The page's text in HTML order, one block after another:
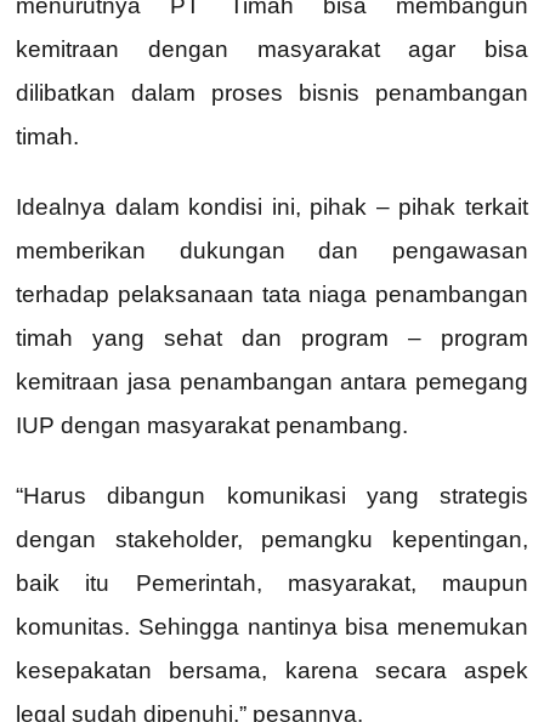
menurutnya PT Timah bisa membangun
kemitraan dengan masyarakat agar bisa
dilibatkan dalam proses bisnis penambangan
timah.
Idealnya dalam kondisi ini, pihak – pihak terkait
memberikan dukungan dan pengawasan
terhadap pelaksanaan tata niaga penambangan
timah yang sehat dan program – program
kemitraan jasa penambangan antara pemegang
IUP dengan masyarakat penambang.
“Harus dibangun komunikasi yang strategis
dengan stakeholder, pemangku kepentingan,
baik itu Pemerintah, masyarakat, maupun
komunitas. Sehingga nantinya bisa menemukan
kesepakatan bersama, karena secara aspek
legal sudah dipenuhi,” pesannya.